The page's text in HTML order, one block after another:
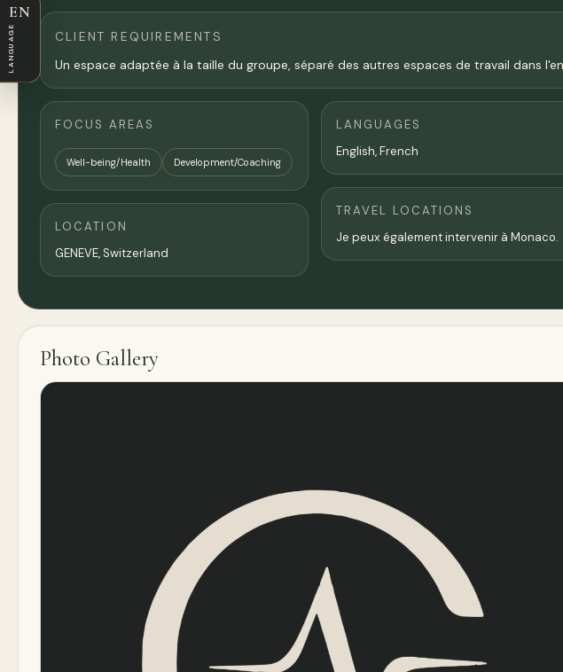
CLIENT REQUIREMENTS
Un espace adaptée à la taille du groupe, séparé des autres espaces de travail dans
FOCUS AREAS
Well-being/Health Development/Coaching
LOCATION
GENEVE,Switzerland
LANGUAGES
English, French
TRAVEL LOCATIONS
Je peux également intervenir à Monaco.
Photo Gallery
EN
LANGUAGE